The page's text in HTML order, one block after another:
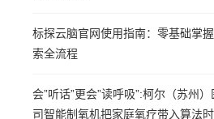
标探云脑官网使用指南：零基础掌
索全流程
会”听话”更会”读呼吸”:柯尔（苏州
司智能制氧机把家庭氧疗带入算法